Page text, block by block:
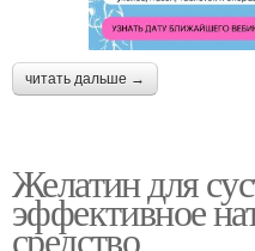
читать дальше →
Желатин для
эффективное
средство